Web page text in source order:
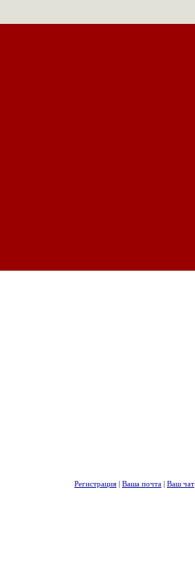
Регистрация | Ваша почта | Ваш чат